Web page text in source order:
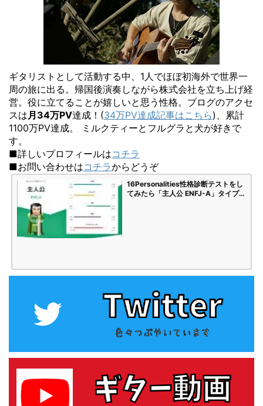
ギタリストとして活動する中、1人でほぼ初海外で世界一
周の旅に出る。帰国後演奏しながら株式会社を立ち上げ経
営。役に立てることが嬉しいと思う性格。ブログのアクセ
スは 月34万PV達成！(34万PV達成記事はこちら)、累計
1100万PV達成。 ミルクティーとフルグラと犬が好きで
す。
■詳しいプロフィールはコチラ
■お問い合わせはコチラからどうぞ
16Personalities性格診断テストをし
てみたら「主人公 ENFJ-A」タイプで